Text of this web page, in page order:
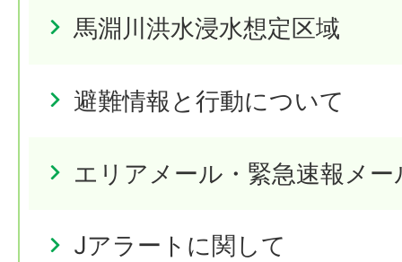
馬淵川洪水浸水想定区域
避難情報と行動について
エリアメール・緊急速報メー
Jアラートに関して